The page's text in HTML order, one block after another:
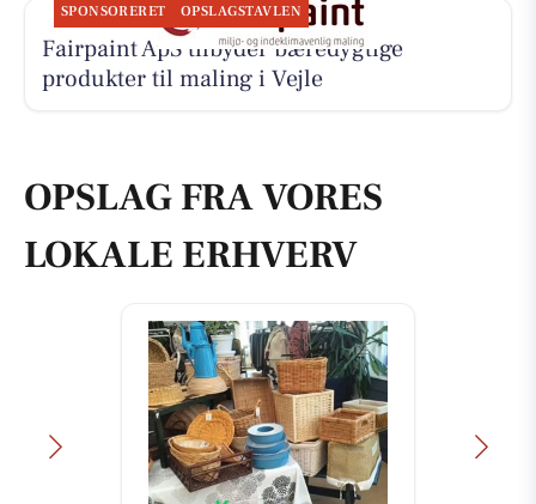
SPONSORERET OPSLAGSTAVLEN
Fairpaint ApS tilbyder bæredygtige
produkter til maling i Vejle
OPSLAG FRA VORES
LOKALE ERHVERV